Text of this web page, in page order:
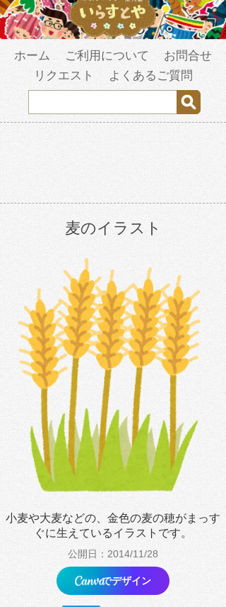
ホーム ご利用について
お問合せ
リクエスト
よくあるご質問
麦のイラスト
小麦や大麦などの、金色の麦の穂がまっす
ぐに生えているイラストです。
公開日：2014/11/28
でデザイン